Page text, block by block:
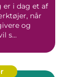
er i dag et af
når
og
s...